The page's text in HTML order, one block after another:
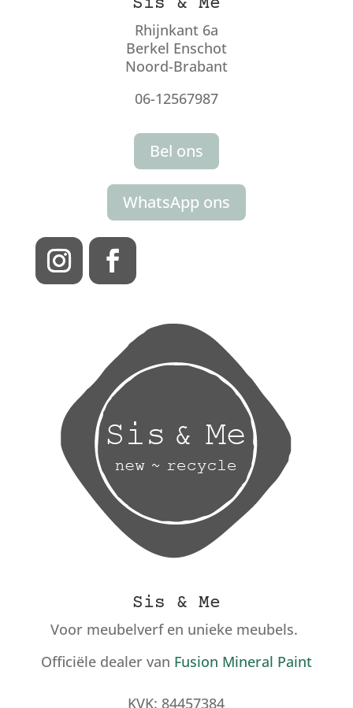
Rhijnkant 6a
Berkel Enschot
Noord-Brabant
06-12567987
Bel ons
WhatsApp ons
Sis & Me
Voor meubelverf en unieke meubels.
Officiële dealer van Fusion Mineral Paint
KVK: 84457384